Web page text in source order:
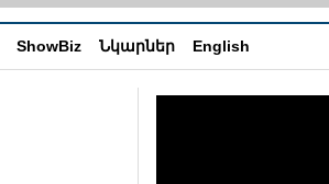
ShowBiz Նկարներ English